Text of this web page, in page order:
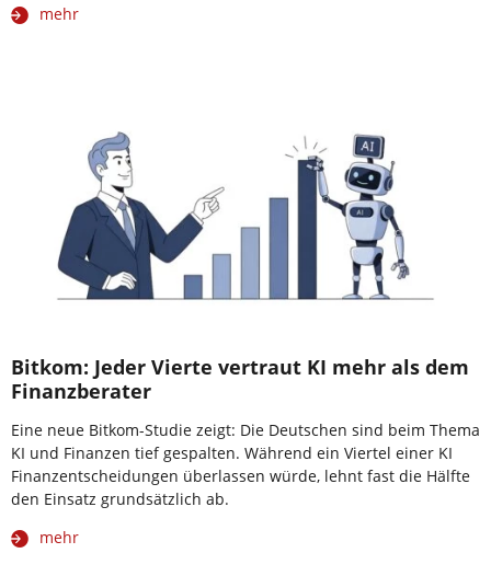
mehr
Bitkom: Jeder Vierte vertraut KI mehr als dem
Finanzberater
Eine neue Bitkom-Studie zeigt: Die Deutschen sind beim Thema
KI und Finanzen tief gespalten. Während ein Viertel einer KI
Finanzentscheidungen überlassen würde, lehnt fast die Hälfte
den Einsatz grundsätzlich ab.
mehr